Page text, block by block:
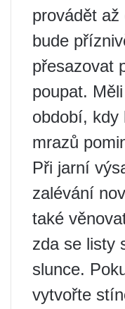
provádět
bude
přesazovat
poupat.
období, kdy
mrazů
Při jarní
zalévání
také
zda se listy
slunce.
vytvořte